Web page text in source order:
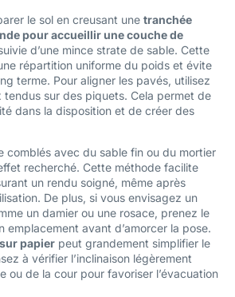
le sol en creusant une tranchée
pour accueillir une couche de
d’une mince strate de sable. Cette
répartition uniforme du poids et évite
terme. Pour aligner les pavés, utilisez
tendus sur des piquets. Cela permet de
dans la disposition et de créer des
comblés avec du sable fin ou du mortier
recherché. Cette méthode facilite
un rendu soigné, même après
De plus, si vous envisagez un
un damier ou une rosace, prenez le
emplacement avant d’amorcer la pose.
papier peut grandement simplifier le
à vérifier l’inclinaison légèrement
ou de la cour pour favoriser l’évacuation